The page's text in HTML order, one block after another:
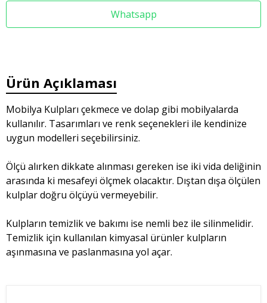
Whatsapp
Ürün Açıklaması
Mobilya Kulpları çekmece ve dolap gibi mobilyalarda
kullanılır. Tasarımları ve renk seçenekleri ile kendinize
uygun modelleri seçebilirsiniz.
Ölçü alırken dikkate alınması gereken ise iki vida deliğinin
arasında ki mesafeyi ölçmek olacaktır. Dıştan dışa ölçülen
kulplar doğru ölçüyü vermeyebilir.
Kulpların temizlik ve bakımı ise nemli bez ile silinmelidir.
Temizlik için kullanılan kimyasal ürünler kulpların
aşınmasına ve paslanmasına yol açar.